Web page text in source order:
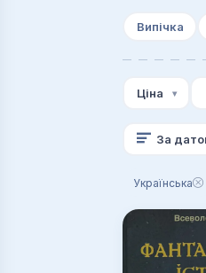
Випічка
Ціна
За
Українська